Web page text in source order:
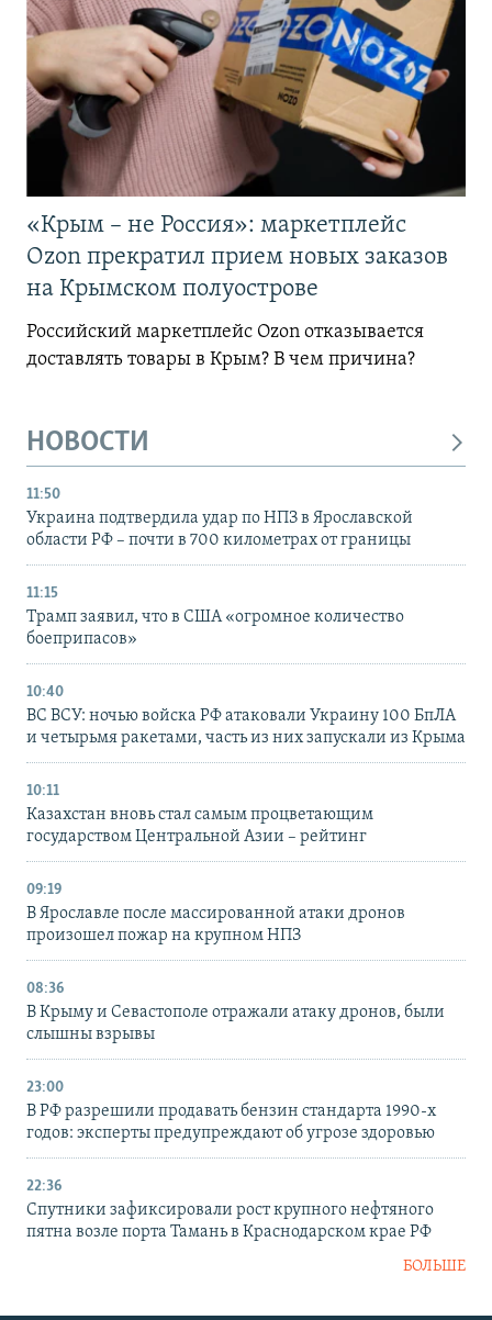
«Крым – не Россия»: маркетплейс
Ozon прекратил прием новых заказов
на Крымском полуострове
Российский маркетплейс Ozon отказывается
доставлять товары в Крым? В чем причина?
НОВОСТИ
11:50
Украина подтвердила удар по НПЗ в Ярославской
области РФ – почти в 700 километрах от границы
11:15
Трамп заявил, что в США «огромное количество
боеприпасов»
10:40
ВС ВСУ: ночью войска РФ атаковали Украину 100 БпЛА
и четырьмя ракетами, часть из них запускали из Крыма
10:11
Казахстан вновь стал самым процветающим
государством Центральной Азии – рейтинг
09:19
В Ярославле после массированной атаки дронов
произошел пожар на крупном НПЗ
08:36
В Крыму и Севастополе отражали атаку дронов, были
слышны взрывы
23:00
В РФ разрешили продавать бензин стандарта 1990-х
годов: эксперты предупреждают об угрозе здоровью
22:36
Спутники зафиксировали рост крупного нефтяного
пятна возле порта Тамань в Краснодарском крае РФ
БОЛЬШЕ